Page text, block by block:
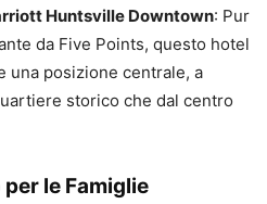
Huntsville Downtown: Pur
da Five Points, questo hotel
una posizione centrale, a
storico che dal centro
le Famiglie